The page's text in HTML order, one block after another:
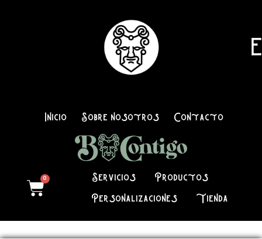
Inicio Sobre nosotros Contacto
0 Servicios Productos
Personalizaciones Tienda